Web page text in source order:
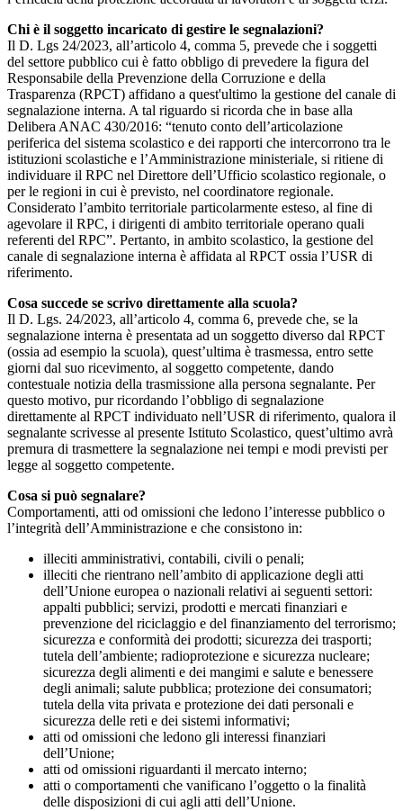
Chi è il soggetto incaricato di gestire le segnalazioni?
Il D. Lgs 24/2023, all’articolo 4, comma 5, prevede che i soggetti
del settore pubblico cui è fatto obbligo di prevedere la figura del
Responsabile della Prevenzione della Corruzione e della
Trasparenza (RPCT) affidano a quest'ultimo la gestione del canale di
segnalazione interna. A tal riguardo si ricorda che in base alla
Delibera ANAC 430/2016: “tenuto conto dell’articolazione
periferica del sistema scolastico e dei rapporti che intercorrono tra le
istituzioni scolastiche e l’Amministrazione ministeriale, si ritiene di
individuare il RPC nel Direttore dell’Ufficio scolastico regionale, o
per le regioni in cui è previsto, nel coordinatore regionale.
Considerato l’ambito territoriale particolarmente esteso, al fine di
agevolare il RPC, i dirigenti di ambito territoriale operano quali
referenti del RPC”. Pertanto, in ambito scolastico, la gestione del
canale di segnalazione interna è affidata al RPCT ossia l’USR di
riferimento.
Cosa succede se scrivo direttamente alla scuola?
Il D. Lgs. 24/2023, all’articolo 4, comma 6, prevede che, se la
segnalazione interna è presentata ad un soggetto diverso dal RPCT
(ossia ad esempio la scuola), quest’ultima è trasmessa, entro sette
giorni dal suo ricevimento, al soggetto competente, dando
contestuale notizia della trasmissione alla persona segnalante. Per
questo motivo, pur ricordando l’obbligo di segnalazione
direttamente al RPCT individuato nell’USR di riferimento, qualora il
segnalante scrivesse al presente Istituto Scolastico, quest’ultimo avrà
premura di trasmettere la segnalazione nei tempi e modi previsti per
legge al soggetto competente.
Cosa si può segnalare?
Comportamenti, atti od omissioni che ledono l’interesse pubblico o
l’integrità dell’Amministrazione e che consistono in:
illeciti amministrativi, contabili, civili o penali;
illeciti che rientrano nell’ambito di applicazione degli atti
dell’Unione europea o nazionali relativi ai seguenti settori:
appalti pubblici; servizi, prodotti e mercati finanziari e
prevenzione del riciclaggio e del finanziamento del terrorismo;
sicurezza e conformità dei prodotti; sicurezza dei trasporti;
tutela dell’ambiente; radioprotezione e sicurezza nucleare;
sicurezza degli alimenti e dei mangimi e salute e benessere
degli animali; salute pubblica; protezione dei consumatori;
tutela della vita privata e protezione dei dati personali e
sicurezza delle reti e dei sistemi informativi;
atti od omissioni che ledono gli interessi finanziari
dell’Unione;
atti od omissioni riguardanti il mercato interno;
atti o comportamenti che vanificano l’oggetto o la finalità
delle disposizioni di cui agli atti dell’Unione.